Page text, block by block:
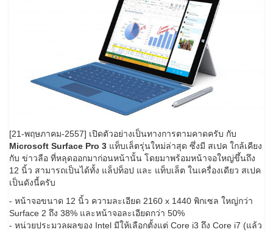
[21-พฤษภาคม-2557] เปิดตัวอย่างเป็นทางการตามคาดครับ กับ
Microsoft Surface Pro 3 แท็บเล็ตรุ่นใหม่ล่าสุด ซึ่งมี สเปค ใกล้เคียง
กับ ข่าวลือ ที่หลุดออกมาก่อนหน้านั้น โดยมาพร้อมหน้าจอใหญ่ขึ้นถึง
12 นิ้ว สามารถเป็นได้ทั้ง แล็ปท็อป และ แท็บเล็ต ในเครื่องเดียว สเปค
เป็นดังนี้ครับ
- หน้าจอขนาด 12 นิ้ว ความละเอียด 2160 x 1440 พิกเซล ใหญ่กว่า
Surface 2 ถึง 38% และหน้าจอละเอียดกว่า 50%
- หน่วยประมวลผลของ Intel มีให้เลือกตั้งแต่ Core i3 ถึง Core i7 (แล้ว